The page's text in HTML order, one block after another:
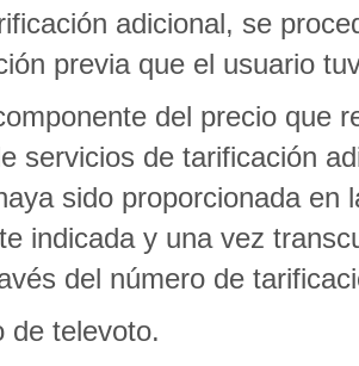
adicional, se
previa que el usuario
del precio que
servicios de tarificación
sido proporcionada en
indicada y una vez
del número de
de televoto.